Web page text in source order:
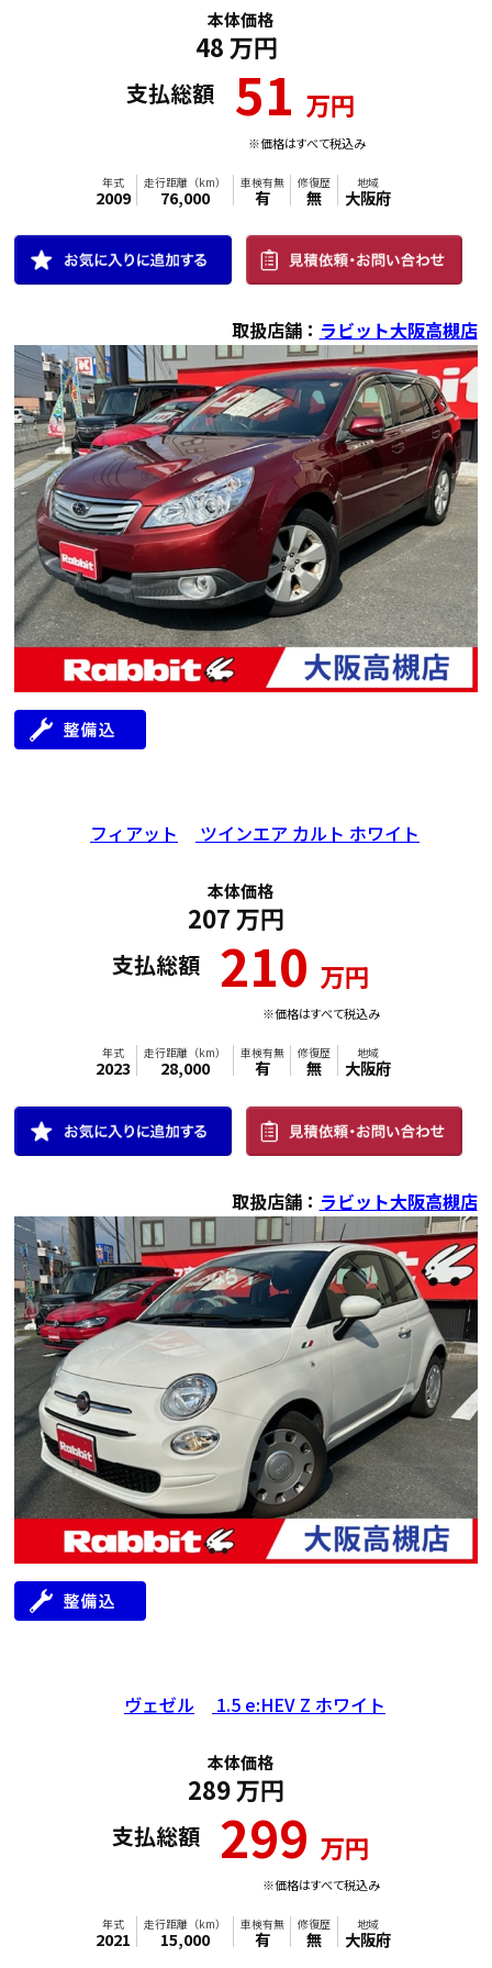
走行距離（km）
92,000
車検有無
本体価格
48万円
支払総額 51 万円
※価格はすべて税込み
2009 76,000
車検有無
有
修復歴
取扱店舗： ラビット大阪高槻店
フィアット ツインエア カルト ホワイト
本体価格
207万円
支払総額 210 万円
※価格はすべて税込み
取扱店舗： ラビット大阪高槻店
ヴェゼル 1.5 e:HEV Z ホワイト
本体価格
289万円
支払総額 299 万円
※価格はすべて税込み